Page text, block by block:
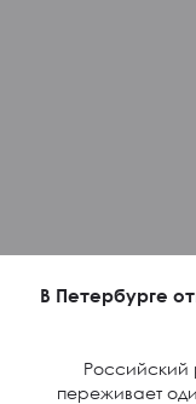
В Петербурге
Российский
переживает